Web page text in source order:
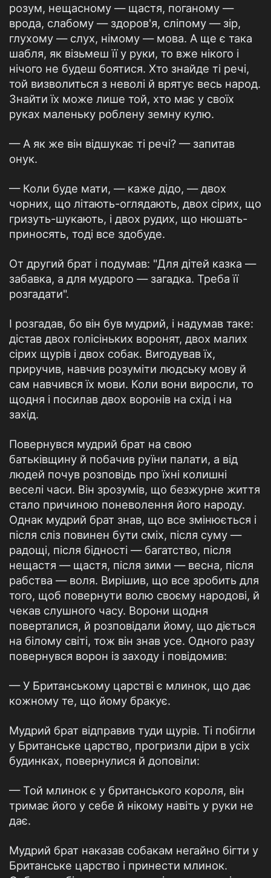
розум, нещасному — щастя, поганому —
врода, слабому — здоров'я, сліпому — зір,
глухому — слух, німому — мова. А ще є така
шабля, як візьмеш її у руки, то вже нікого і
нічого не будеш боятися. Хто знайде ті речі,
той визволиться з неволі й врятує весь народ.
Знайти їх може лише той, хто має у своїх
руках маленьку роблену земну кулю.
— А як же він відшукає ті речі? — запитав
онук.
— Коли буде мати, — каже дідо, — двох
чорних, що літають-оглядають, двох сірих, що
гризуть-шукають, і двох рудих, що нюшать-
приносять, тоді все здобуде.
От другий брат і подумав: "Для дітей казка —
забавка, а для мудрого — загадка. Треба її
розгадати".
І розгадав, бо він був мудрий, і надумав таке:
дістав двох голісіньких воронят, двох малих
сірих щурів і двох собак. Вигодував їх,
приручив, навчив розуміти людську мову й
сам навчився їх мови. Коли вони виросли, то
щодня і посилав двох воронів на схід і на
захід.
Повернувся мудрий брат на свою
батьківщину й побачив руїни палати, а від
людей почув розповідь про їхні колишні
веселі часи. Він зрозумів, що безжурне життя
стало причиною поневолення його народу.
Однак мудрий брат знав, що все змінюється і
після сліз повинен бути сміх, після суму —
радощі, після бідності — багатство, після
нещастя — щастя, після зими — весна, після
рабства — воля. Вирішив, що все зробить для
того, щоб повернути волю своєму народові, й
чекав слушного часу. Ворони щодня
поверталися, й розповідали йому, що діється
на білому світі, тож він знав усе. Одного разу
повернувся ворон із заходу і повідомив:
— У Британському царстві є млинок, що дає
кожному те, що йому бракує.
Мудрий брат відправив туди щурів. Ті побігли
у Британське царство, прогризли діри в усіх
будинках, повернулися й доповіли:
— Той млинок є у британського короля, він
тримає його у себе й нікому навіть у руки не
дає.
Мудрий брат наказав собакам негайно бігти у
Британське царство і принести млинок.